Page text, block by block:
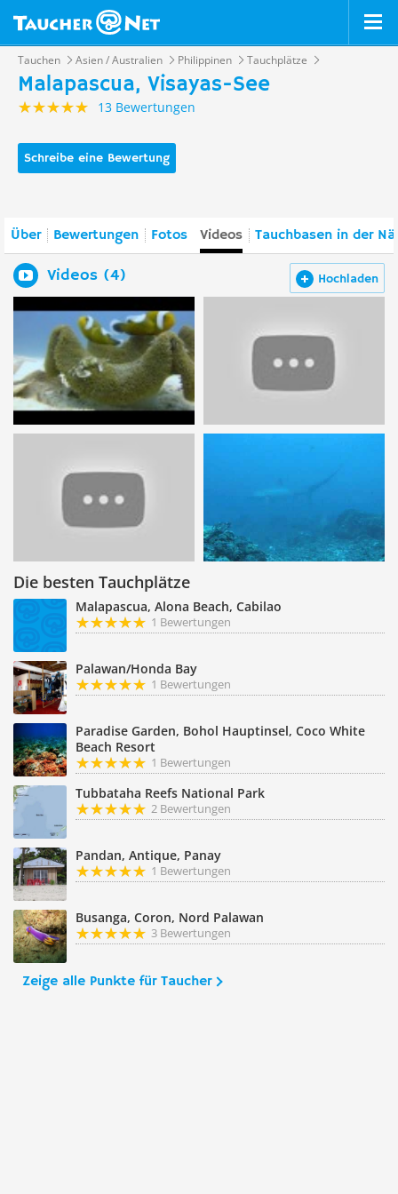
Tauchen Asien / Australien Philippinen Tauchplätze
Malapascua, Visayas-See
13 Bewertungen
Schreibe eine Bewertung
Über Bewertungen Fotos Videos Tauchbasen in der
Hochladen
Videos (4)
Die besten Tauchplätze
Malapascua, Alona Beach, Cabilao
1 Bewertungen
Palawan/Honda Bay
1 Bewertungen
Paradise Garden, Bohol Hauptinsel, Coco White
Beach Resort
1 Bewertungen
Tubbataha Reefs National Park
2 Bewertungen
Pandan, Antique, Panay
1 Bewertungen
Busanga, Coron, Nord Palawan
3 Bewertungen
Zeige alle Punkte für Taucher